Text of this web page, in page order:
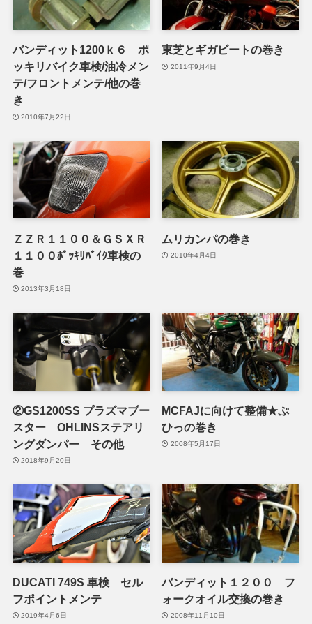
バンディット1200ｋ６ ポ
ッキリバイク車検/油冷メン
テ/フロントメンテ/他の巻
き
2010年7月22日
東芝とギガビートの巻き
2011年9月4日
ＺＺＲ１１００＆ＧＳＸＲ
１１００ﾎﾟｯｷﾘﾊﾞｲｸ車検の
巻
2013年3月18日
ムリカンパの巻き
2010年4月4日
②GS1200SS プラズマブー
スター OHLINSステアリ
ングダンパー その他
2018年9月20日
MCFAJに向けて整備★ぷ
ひっの巻き
2008年5月17日
DUCATI 749S 車検 セル
フポイントメンテ
2019年4月6日
バンディット１２００ フ
ォークオイル交換の巻き
2008年11月10日